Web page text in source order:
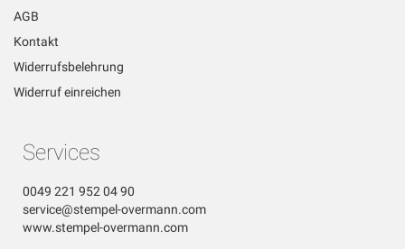
AGB
Kontakt
Widerrufsbelehrung
Widerruf einreichen
Services
0049 221 952 04 90
service@stempel-overmann.com
www.stempel-overmann.com